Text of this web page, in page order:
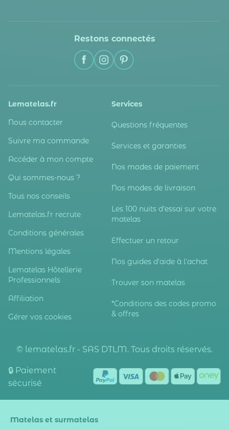
Restons connectés
Lematelas.fr
Nous contacter
Suivre ma commande
Accéder à mon compte
Qui sommes-nous ?
Tous nos conseils
Lematelas.fr recrute
Conditions générales
Mentions légales
Lematelas Hôtellerie
Professionnels
Affiliation
Gérer vos cookies
Services
Questions fréquentes
Services et garanties
Nos modes de paiement
Nos modes de livraison
Les 100 nuits d'essai sur votre
matelas
Effectuer un retour
Nos guides d'aide à l'achat
Trouver son matelas
*Conditions des codes promo
& offres
© lematelas.fr - SAS DTLM. Tous droits réservés.
🔒 Paiement
sécurisé
Matelas et surmatelas